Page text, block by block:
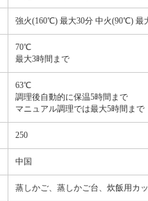
強火(160℃) 最大30分 中火(90℃) 最
70℃
最大3時間まで
63℃
調理後自動的に保温5時間まで
マニュアル調理では最大5時間まで
250
中国
蒸しかご、蒸しかご台、炊飯用カ